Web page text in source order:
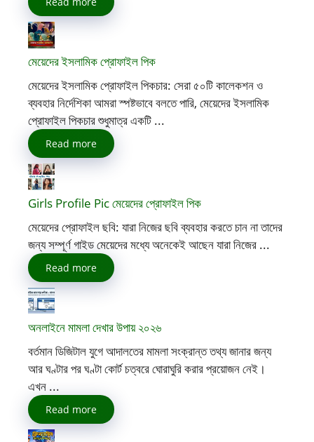
মেয়েদের ইসলামিক প্রোফাইল পিক
মেয়েদের ইসলামিক প্রোফাইল পিকচার: সেরা ৫০টি কালেকশন ও
ব্যবহার নির্দেশিকা আমরা স্পষ্টভাবে বলতে পারি, মেয়েদের ইসলামিক
প্রোফাইল পিকচার শুধুমাত্র একটি ...
Read more
Girls Profile Pic মেয়েদের প্রোফাইল পিক
মেয়েদের প্রোফাইল ছবি: যারা নিজের ছবি ব্যবহার করতে চান না তাদের
জন্য সম্পূর্ণ গাইড মেয়েদের মধ্যে অনেকেই আছেন যারা নিজের ...
Read more
অনলাইনে মামলা দেখার উপায় ২০২৬
বর্তমান ডিজিটাল যুগে আদালতের মামলা সংক্রান্ত তথ্য জানার জন্য
আর ঘণ্টার পর ঘণ্টা কোর্ট চত্বরে ঘোরাঘুরি করার প্রয়োজন নেই।
এখন ...
Read more